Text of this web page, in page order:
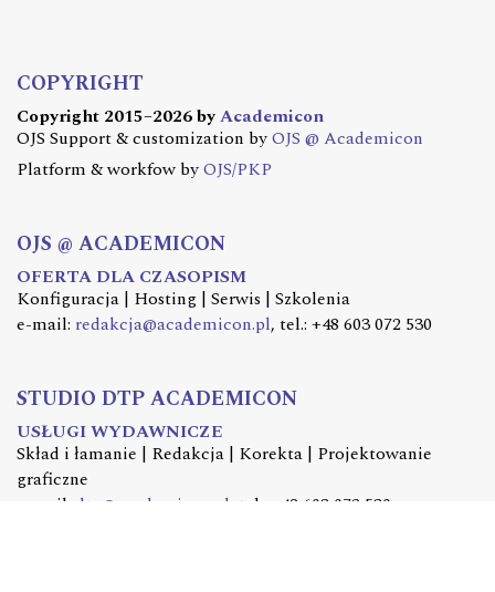
COPYRIGHT
Copyright 2015–2026 byAcademicon
OJS Support & customization byOJS @ Academicon
Platform & workfow byOJS/PKP
OJS @ ACADEMICON
OFERTA DLA CZASOPISM
Konfiguracja | Hosting | Serwis | Szkolenia
e-mail: redakcja@academicon.pl, tel.: +48 603 072 530
STUDIO DTP ACADEMICON
USŁUGI WYDAWNICZE
Skład i łamanie | Redakcja | Korekta | Projektowanie
graficzne
e-mail: dtp@academicon.pl , tel.: +48 603 072 530